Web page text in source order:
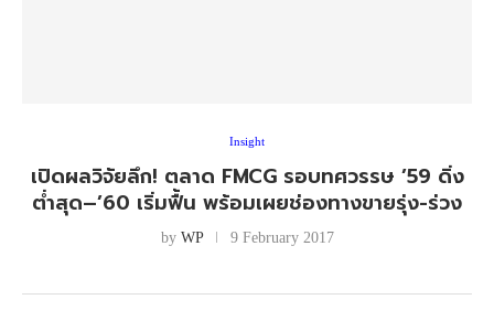
Insight
เปิดผลวิจัยลึก! ตลาด FMCG รอบทศวรรษ ’59 ดิ่ง
ต่ำสุด–’60 เริ่มฟื้น พร้อมเผยช่องทางขายรุ่ง-ร่วง
by WP 9 February 2017